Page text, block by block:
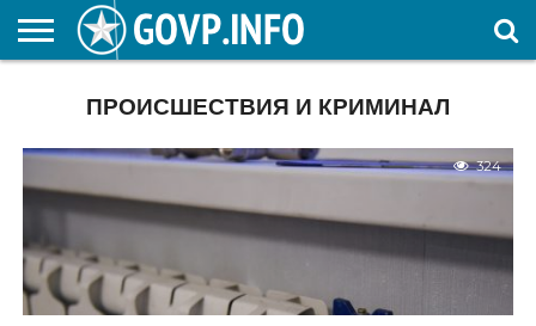
ОБЩЕСТВО
ЭКОНОМИКА
ПОЛИТИКА
ПРОИСШЕСТВИЯ
НАУКА И
ОБРАЗОВАНИЕ
КУЛЬТУРА
СПОРТ
АВТОРСКОЕ
ИНТЕРЕСНОЕ
ПРОИСШЕСТВИЯ И КРИМИНАЛ
324